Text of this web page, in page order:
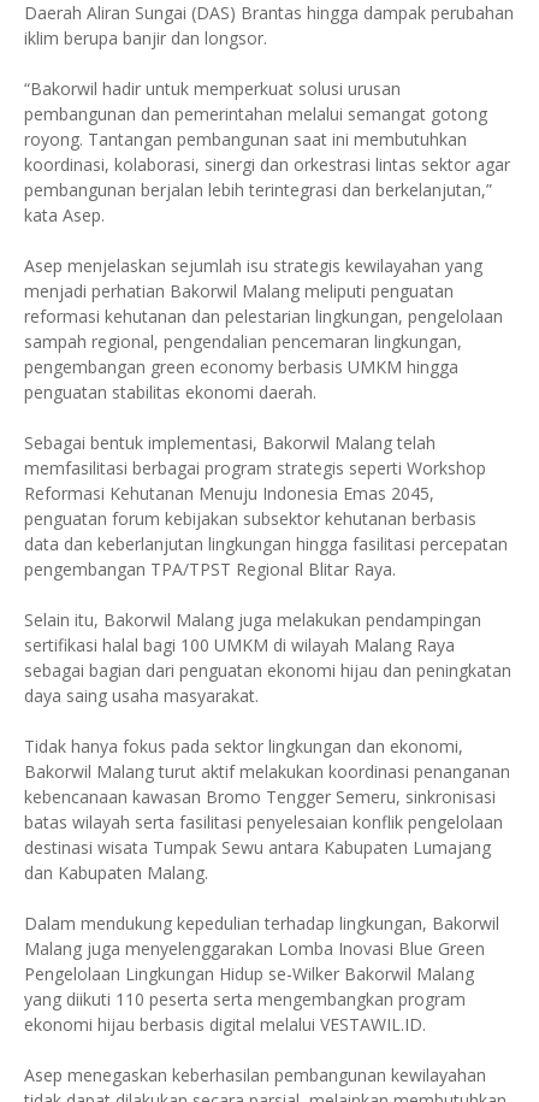
Daerah Aliran Sungai (DAS) Brantas hingga dampak perubahan
iklim berupa banjir dan longsor.
“Bakorwil hadir untuk memperkuat solusi urusan
pembangunan dan pemerintahan melalui semangat gotong
royong. Tantangan pembangunan saat ini membutuhkan
koordinasi, kolaborasi, sinergi dan orkestrasi lintas sektor agar
pembangunan berjalan lebih terintegrasi dan berkelanjutan,”
kata Asep.
Asep menjelaskan sejumlah isu strategis kewilayahan yang
menjadi perhatian Bakorwil Malang meliputi penguatan
reformasi kehutanan dan pelestarian lingkungan, pengelolaan
sampah regional, pengendalian pencemaran lingkungan,
pengembangan green economy berbasis UMKM hingga
penguatan stabilitas ekonomi daerah.
Sebagai bentuk implementasi, Bakorwil Malang telah
memfasilitasi berbagai program strategis seperti Workshop
Reformasi Kehutanan Menuju Indonesia Emas 2045,
penguatan forum kebijakan subsektor kehutanan berbasis
data dan keberlanjutan lingkungan hingga fasilitasi percepatan
pengembangan TPA/TPST Regional Blitar Raya.
Selain itu, Bakorwil Malang juga melakukan pendampingan
sertifikasi halal bagi 100 UMKM di wilayah Malang Raya
sebagai bagian dari penguatan ekonomi hijau dan peningkatan
daya saing usaha masyarakat.
Tidak hanya fokus pada sektor lingkungan dan ekonomi,
Bakorwil Malang turut aktif melakukan koordinasi penanganan
kebencanaan kawasan Bromo Tengger Semeru, sinkronisasi
batas wilayah serta fasilitasi penyelesaian konflik pengelolaan
destinasi wisata Tumpak Sewu antara Kabupaten Lumajang
dan Kabupaten Malang.
Dalam mendukung kepedulian terhadap lingkungan, Bakorwil
Malang juga menyelenggarakan Lomba Inovasi Blue Green
Pengelolaan Lingkungan Hidup se-Wilker Bakorwil Malang
yang diikuti 110 peserta serta mengembangkan program
ekonomi hijau berbasis digital melalui VESTAWIL.ID.
Asep menegaskan keberhasilan pembangunan kewilayahan